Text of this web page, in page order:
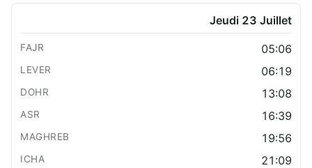
Jeudi 23 Juillet
05:06
06:19
13:08
16:39
19:56
21:09